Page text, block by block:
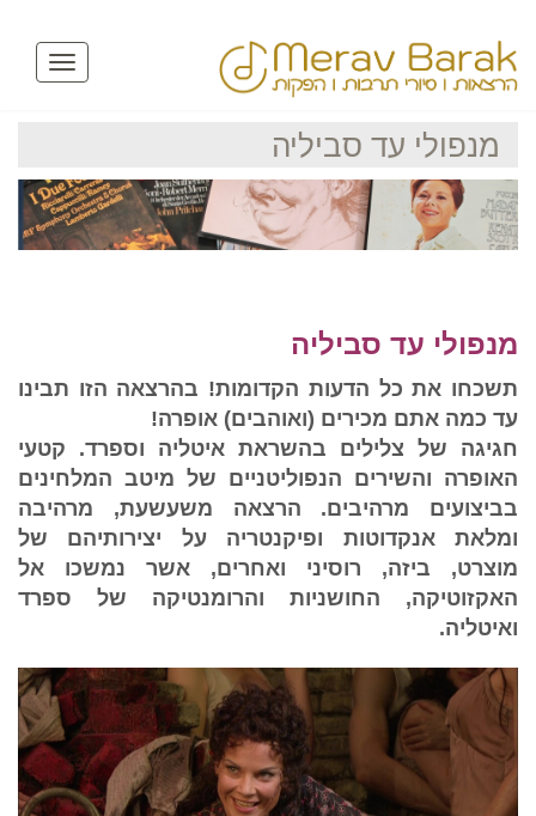
Toggle
מנפולי עד סביליה
מנפולי עד סביליה
תשכחו את כל הדעות הקדומות! בהרצאה הזו תבינו
עד כמה אתם מכירים (ואוהבים) אופרה!
חגיגה של צלילים בהשראת איטליה וספרד. קטעי
האופרה והשירים הנפוליטניים של מיטב המלחינים
בביצועים מרהיבים. הרצאה משעשעת, מרהיבה
ומלאת אנקדוטות ופיקנטריה על יצירותיהם של
מוצרט, ביזה, רוסיני ואחרים, אשר נמשכו אל
האקזוטיקה, החושניות והרומנטיקה של ספרד
ואיטליה.